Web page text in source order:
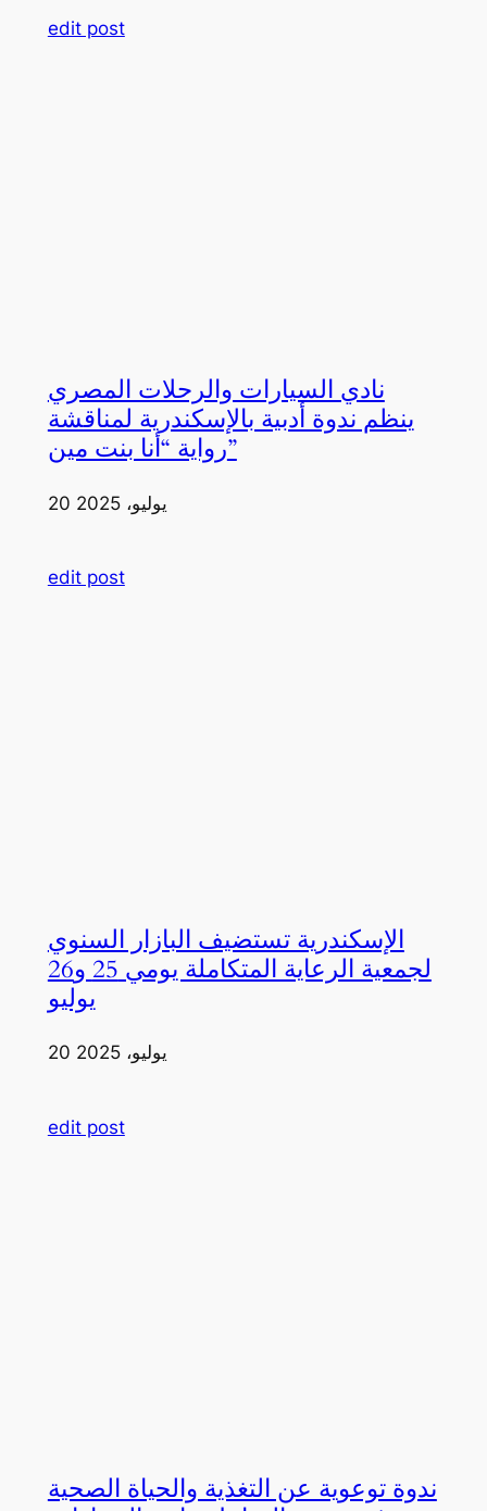
edit post
نادي السيارات والرحلات المصري
ينظم ندوة أدبية بالإسكندرية لمناقشة
رواية “أنا بنت مين”
20 يوليو، 2025
edit post
الإسكندرية تستضيف البازار السنوي
لجمعية الرعاية المتكاملة يومي 25 و26
يوليو
20 يوليو، 2025
edit post
ندوة توعوية عن التغذية والحياة الصحية